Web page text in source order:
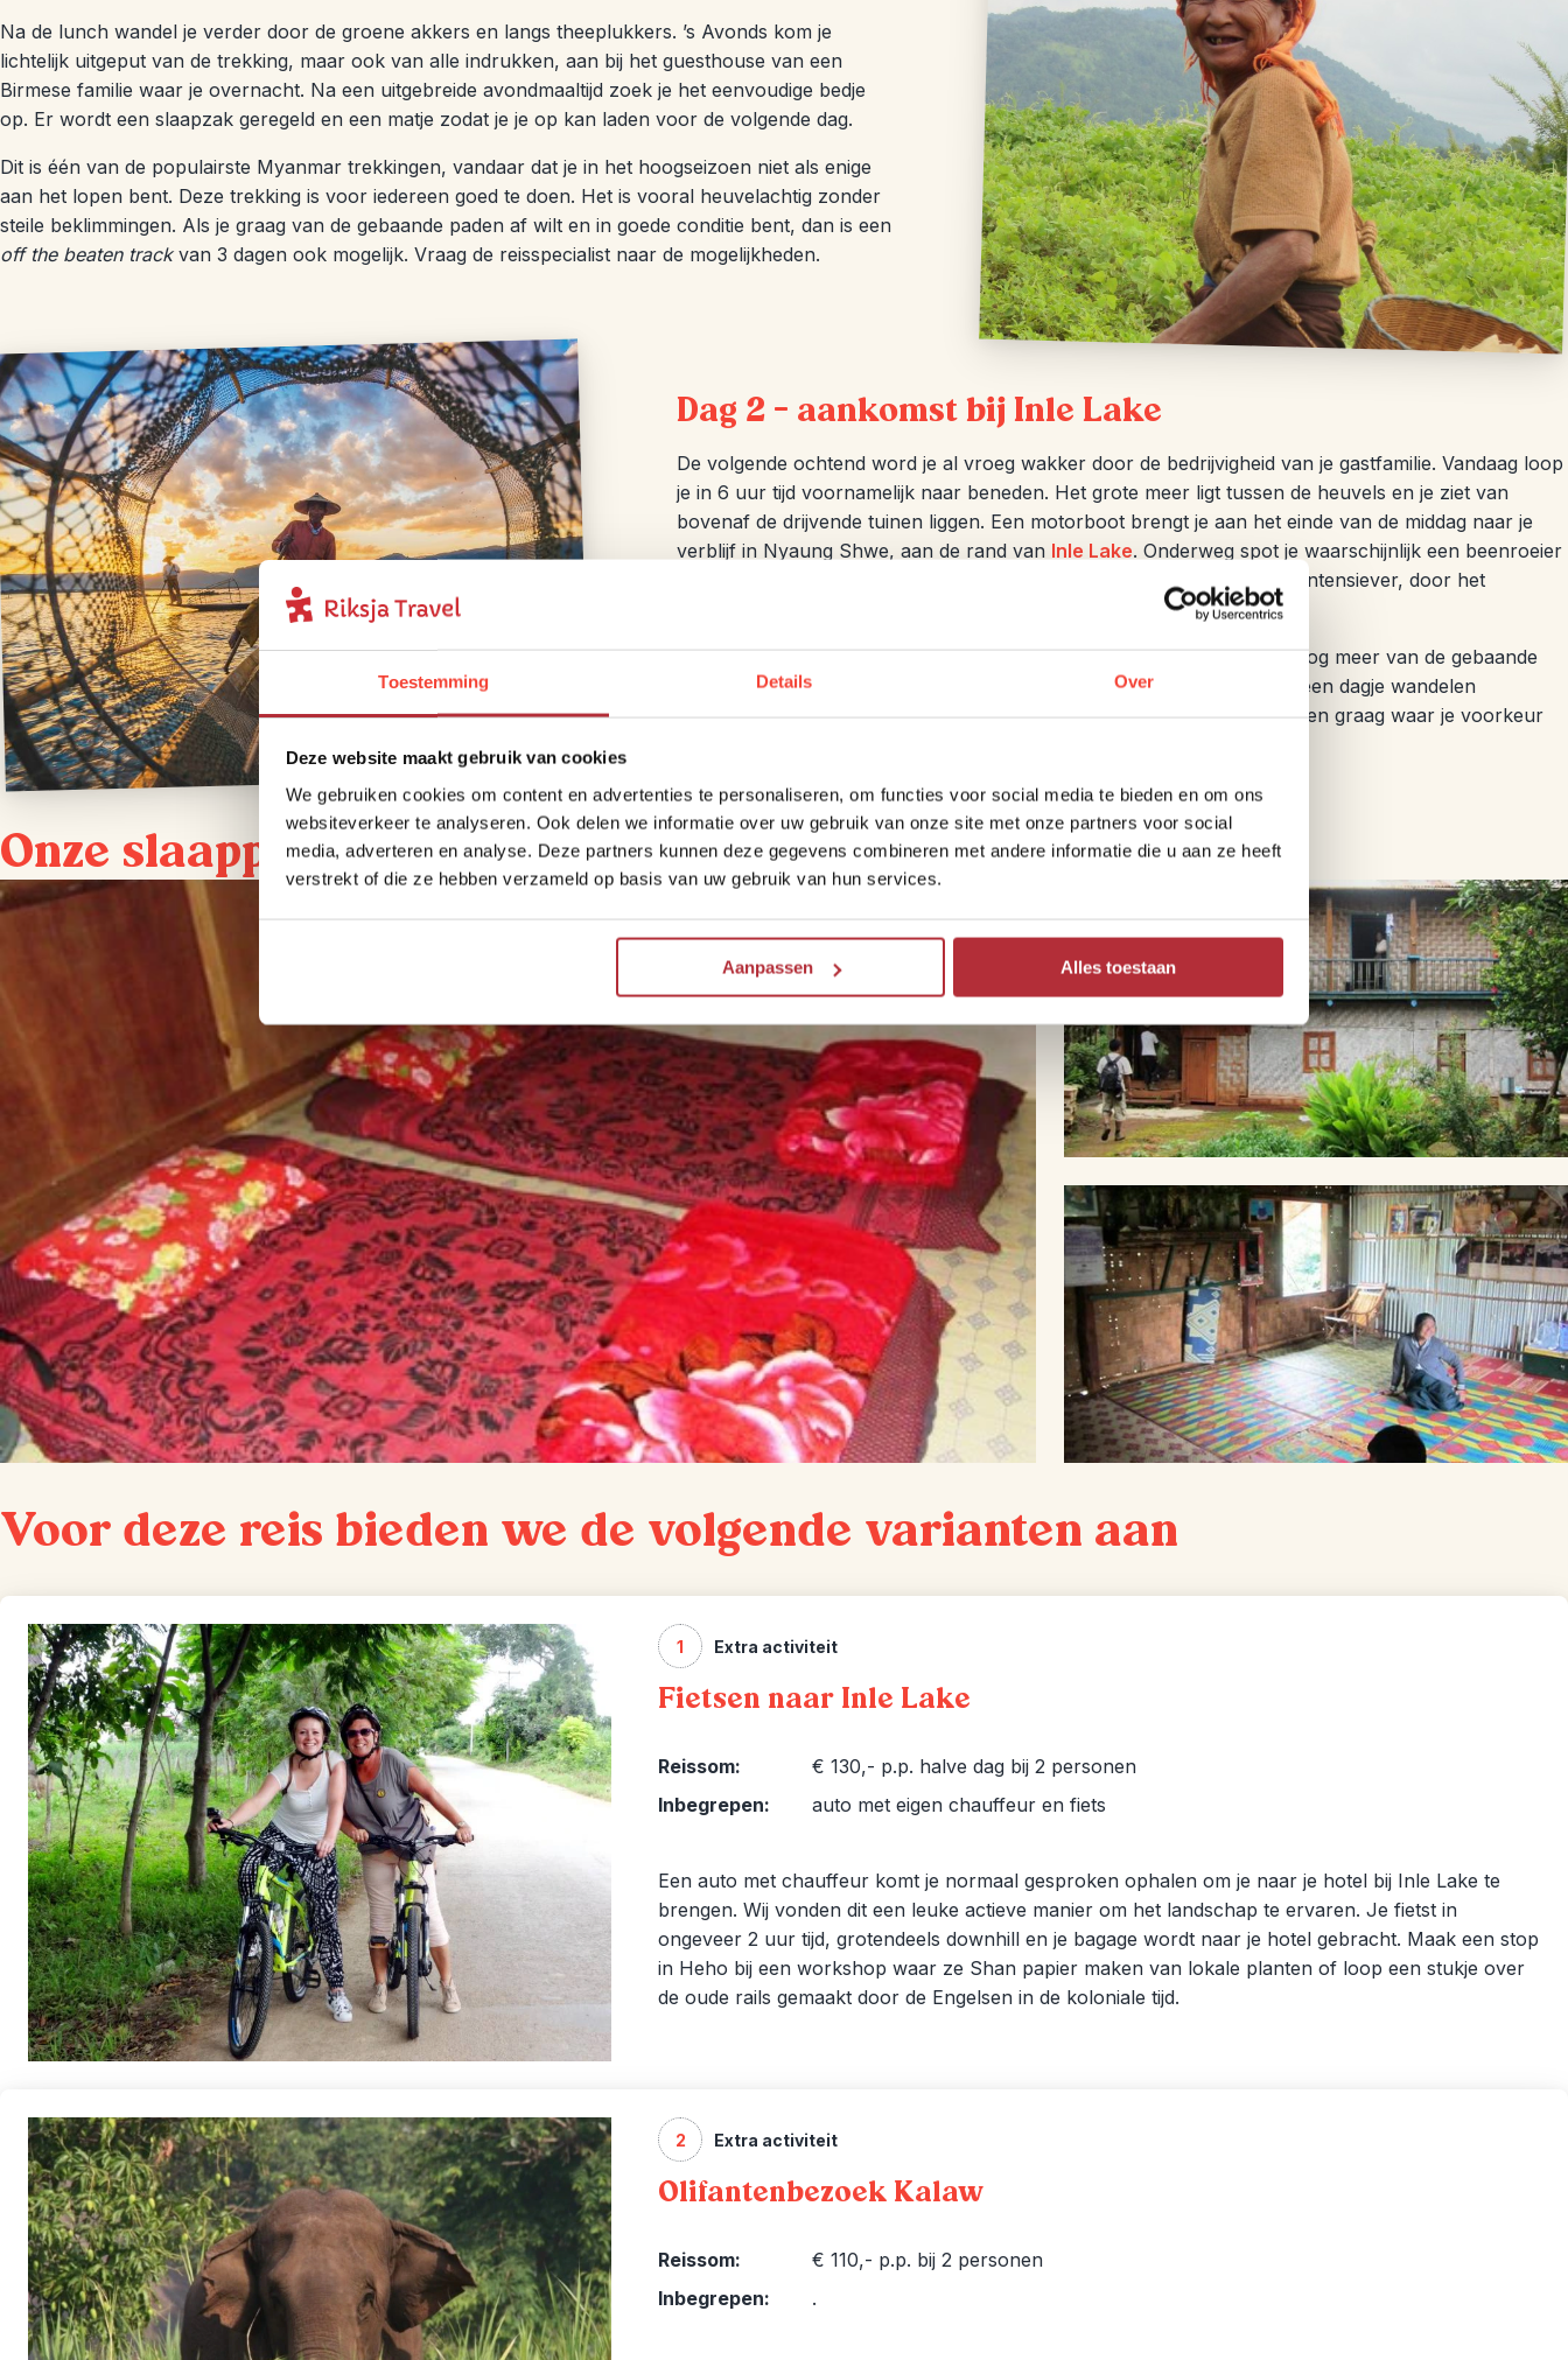
Toestemming Details Over
Deze website maakt gebruik van cookies
We gebruiken cookies om content en advertenties te personaliseren, om functies voor social media te bieden en om ons
websiteverkeer te analyseren. Ook delen we informatie over uw gebruik van onze site met onze partners voor social
media, adverteren en analyse. Deze partners kunnen deze gegevens combineren met andere informatie die u aan ze heeft
verstrekt of die ze hebben verzameld op basis van uw gebruik van hun services.
Aanpassen Alles toestaan
Na de lunch wandel je verder door de groene akkers en langs theeplukkers. ’s Avonds kom je
lichtelijk uitgeput van de trekking, maar ook van alle indrukken, aan bij het guesthouse van een
Birmese familie waar je overnacht. Na een uitgebreide avondmaaltijd zoek je het eenvoudige bedje
op. Er wordt een slaapzak geregeld en een matje zodat je je op kan laden voor de volgende dag.
Dit is één van de populairste Myanmar trekkingen, vandaar dat je in het hoogseizoen niet als enige
aan het lopen bent. Deze trekking is voor iedereen goed te doen. Het is vooral heuvelachtig zonder
steile beklimmingen. Als je graag van de gebaande paden af wilt en in goede conditie bent, dan is een
off the beaten trackvan 3 dagen ook mogelijk. Vraag de reisspecialist naar de mogelijkheden.
Dag 2 – aankomst bij Inle Lake
De volgende ochtend word je al vroeg wakker door de bedrijvigheid van je gastfamilie. Vandaag loop
je in 6 uur tijd voornamelijk naar beneden. Het grote meer ligt tussen de heuvels en je ziet van
bovenaf de drijvende tuinen liggen. Een motorboot brengt je aan het einde van de middag naar je
verblijf in Nyaung Shwe, aan de rand van Inle Lake. Onderweg spot je waarschijnlijk een beenroeier
op één van de vele bootjes. Deze trekking is in de zomermaanden wat intensiever, door het
regenseizoen kunnen de paden soms wat glibberig zijn.
Het is ook mogelijk om een 3-daagse trekking te regelen. Dan wandel nog meer van de gebaande
paden en slaap je bij een andere familie. Ook kunnen we vanuit Kalaw een dagje wandelen
organiseren waarbij je ook een stukje met een lokale trein reist! We horen graag waar je voorkeur
Onze slaapplekken in Myanmar
Voor deze reis bieden we de volgende varianten aan
1 Extra activiteit
Fietsen naar Inle Lake
Reissom:
€ 130,- p.p. halve dag bij 2 personen
Inbegrepen:
auto met eigen chauffeur en fiets
Een auto met chauffeur komt je normaal gesproken ophalen om je naar je hotel bij Inle Lake te
brengen. Wij vonden dit een leuke actieve manier om het landschap te ervaren. Je fietst in
ongeveer 2 uur tijd, grotendeels downhill en je bagage wordt naar je hotel gebracht. Maak een stop
in Heho bij een workshop waar ze Shan papier maken van lokale planten of loop een stukje over
de oude rails gemaakt door de Engelsen in de koloniale tijd.
2 Extra activiteit
Olifantenbezoek Kalaw
Reissom:
€ 110,- p.p. bij 2 personen
Inbegrepen:
.